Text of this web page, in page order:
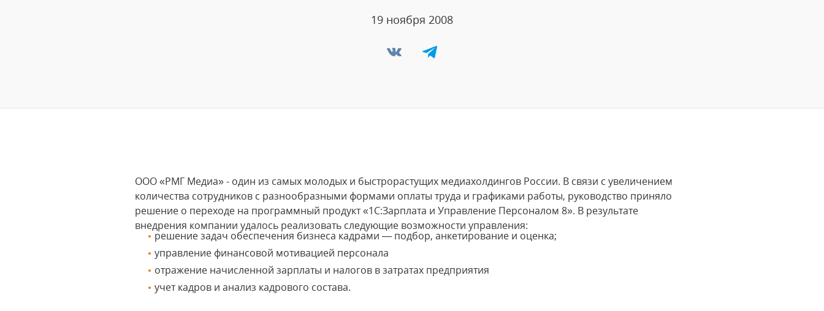
19 ноября 2008
ООО «РМГ Медиа» - один из самых молодых и быстрорастущих медиахолдингов России. В связи с увеличением
количества сотрудников с разнообразными формами оплаты труда и графиками работы, руководство приняло
решение о переходе на программный продукт «1С:Зарплата и Управление Персоналом 8». В результате
внедрения компании удалось реализовать следующие возможности управления:
решение задач обеспечения бизнеса кадрами — подбор, анкетирование и оценка;
управление финансовой мотивацией персонала
отражение начисленной зарплаты и налогов в затратах предприятия
учет кадров и анализ кадрового состава.